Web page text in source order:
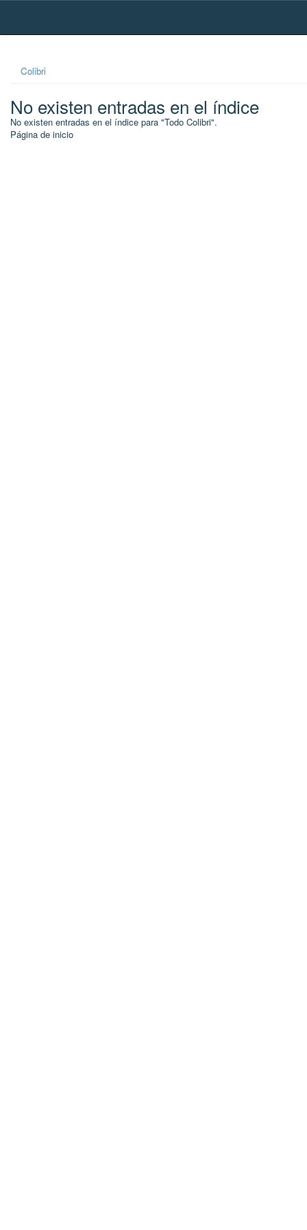
Skip
Colibri
No existen entradas en el índice
No existen entradas en el índice para "Todo Colibri".
Página de inicio